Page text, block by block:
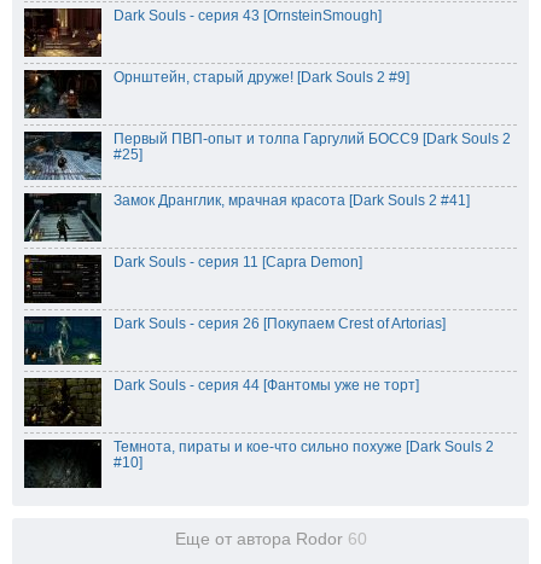
Dark Souls - серия 43 [OrnsteinSmough]
Орнштейн, старый друже! [Dark Souls 2 #9]
Первый ПВП-опыт и толпа Гаргулий БОСС9 [Dark Souls 2
#25]
Замок Дранглик, мрачная красота [Dark Souls 2 #41]
Dark Souls - серия 11 [Capra Demon]
Dark Souls - серия 26 [Покупаем Crest of Artorias]
Dark Souls - серия 44 [Фантомы уже не торт]
Темнота, пираты и кое-что сильно похуже [Dark Souls 2
#10]
Еще от автора Rodor 60